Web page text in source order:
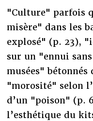
"Culture" parfois
misère" dans les
explosé" (p. 23),
sur un "ennui
musées"
"morosité" selon
d’un "poison" (p.
l’esthétique du